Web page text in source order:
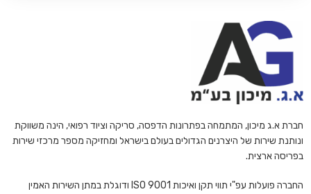
חברת א.ג מיכון, המתמחה בפתרונות הדפסה, סריקה וציוד רפואי, הינה משווקת
ונותנת שירות של היצרנים הגדולים בעולם בישראל ומחזיקה מספר מרכזי שירות
בפריסה ארצית.
החברה פועלות עפ"י תווי תקן ואיכות ISO 9001 ודוגלת במתן השירות האמין